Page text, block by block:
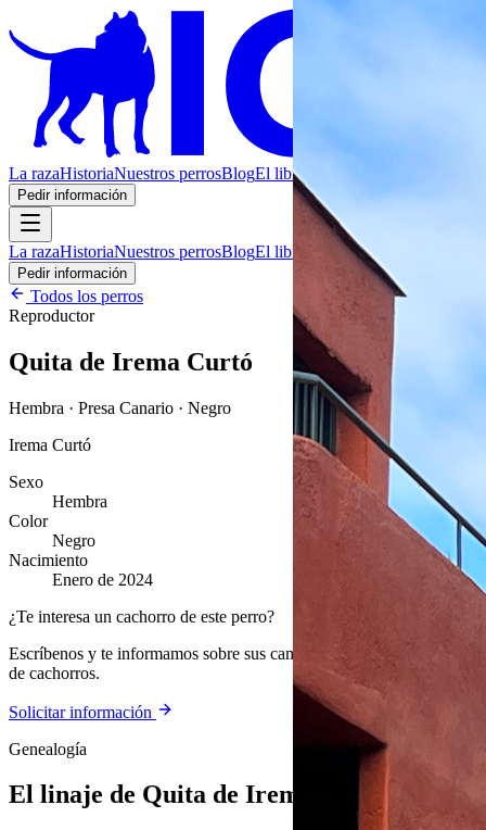
La razaHistoriaNuestros perrosBlogEl libro
Pedir información
La razaHistoriaNuestros perrosBlogEl libro Contacto
Pedir información
Todos los perros
Reproductor
Quita de Irema Curtó
Hembra · Presa Canario · Negro
Irema Curtó
Sexo
Hembra
Color
Negro
Nacimiento
Enero de 2024
¿Te interesa un cachorro de este perro?
Escríbenos y te informamos sobre sus camadas y la disponibilidad
de cachorros.
Solicitar información
Genealogía
El linaje de Quita de Irema Curtó